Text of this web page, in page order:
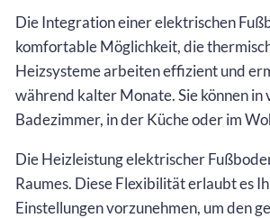
Die Integration einer elektrischen
komfortable Möglichkeit, die
Heizsysteme arbeiten effizient und
während kalter Monate. Sie können in
Badezimmer, in der Küche oder im
Die Heizleistung elektrischer
Raumes. Diese Flexibilität erlaubt es
Einstellungen vorzunehmen, um den